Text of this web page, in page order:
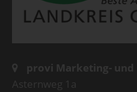
provi Marketing- und
Asternweg 1a